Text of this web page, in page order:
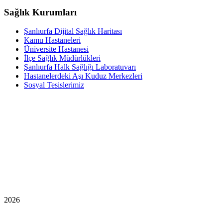
Sağlık Kurumları
Şanlıurfa Dijital Sağlık Haritası
Kamu Hastaneleri
Üniversite Hastanesi
İlçe Sağlık Müdürlükleri
Şanlıurfa Halk Sağlığı Laboratuvarı
Hastanelerdeki Aşı Kuduz Merkezleri
Sosyal Tesislerimiz
2026